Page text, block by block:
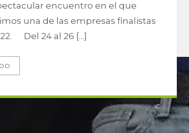
encuentro en el que
una de las empresas finalistas
Del 24 al 26 […]